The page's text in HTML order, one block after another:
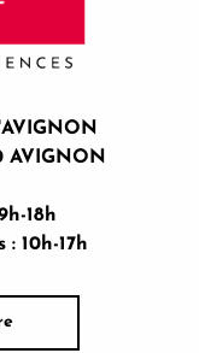
AVIGNON
18h
10h-17h